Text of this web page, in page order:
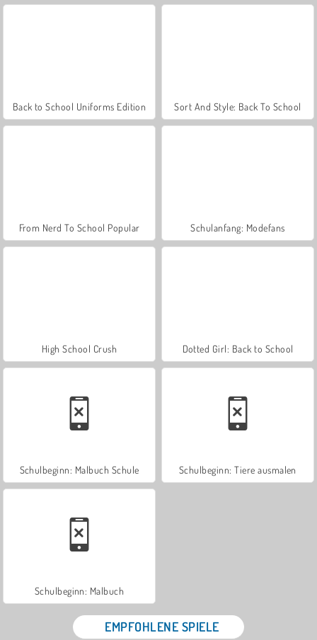
Back to School Uniforms Edition Sort And Style: Back To School
From Nerd To School Popular Schulanfang: Modefans
High School Crush Dotted Girl: Back to School
Schulbeginn: Malbuch Schule Schulbeginn: Tiere ausmalen
Schulbeginn: Malbuch
EMPFOHLENE SPIELE